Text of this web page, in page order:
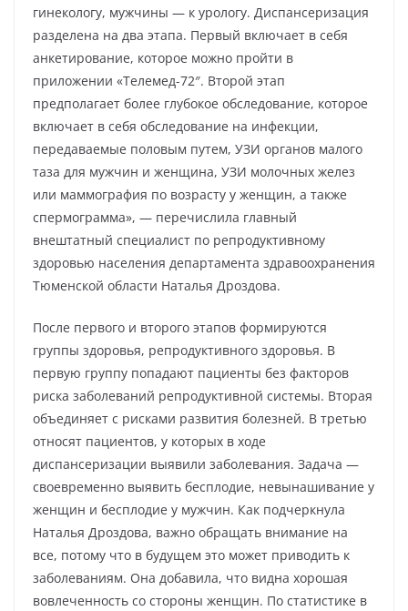
гинекологу, мужчины — к урологу. Диспансеризация
разделена на два этапа. Первый включает в себя
анкетирование, которое можно пройти в
приложении «Телемед-72″. Второй этап
предполагает более глубокое обследование, которое
включает в себя обследование на инфекции,
передаваемые половым путем, УЗИ органов малого
таза для мужчин и женщина, УЗИ молочных желез
или маммография по возрасту у женщин, а также
спермограмма», — перечислила главный
внештатный специалист по репродуктивному
здоровью населения департамента здравоохранения
Тюменской области Наталья Дроздова.
После первого и второго этапов формируются
группы здоровья, репродуктивного здоровья. В
первую группу попадают пациенты без факторов
риска заболеваний репродуктивной системы. Вторая
объединяет с рисками развития болезней. В третью
относят пациентов, у которых в ходе
диспансеризации выявили заболевания. Задача —
своевременно выявить бесплодие, невынашивание у
женщин и бесплодие у мужчин. Как подчеркнула
Наталья Дроздова, важно обращать внимание на
все, потому что в будущем это может приводить к
заболеваниям. Она добавила, что видна хорошая
вовлеченность со стороны женщин. По статистике в